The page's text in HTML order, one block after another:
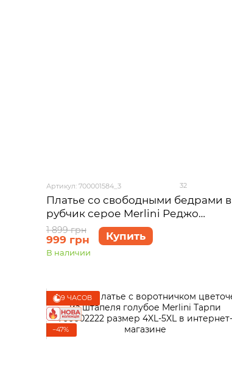
Артикул: 700001584_3 32
Платье со свободными бедрами в
рубчик серое Merlini Реджо
700001584 размер 2XL-3XL
1 899 грн
999 грн Купить
В наличии
9 ЧАСОВ
−47%